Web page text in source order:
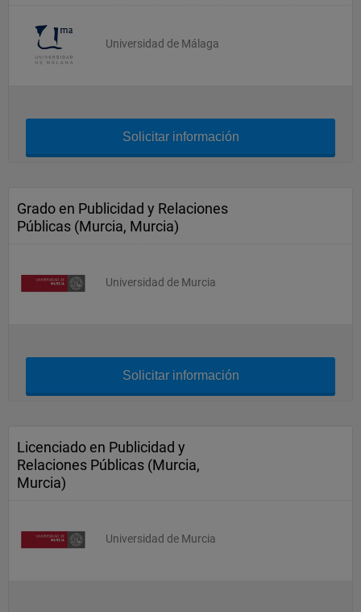
Universidad de Málaga
Solicitar información
Grado en Publicidad y Relaciones
Públicas (Murcia, Murcia)
Universidad de Murcia
Solicitar información
Licenciado en Publicidad y
Relaciones Públicas (Murcia,
Murcia)
Universidad de Murcia